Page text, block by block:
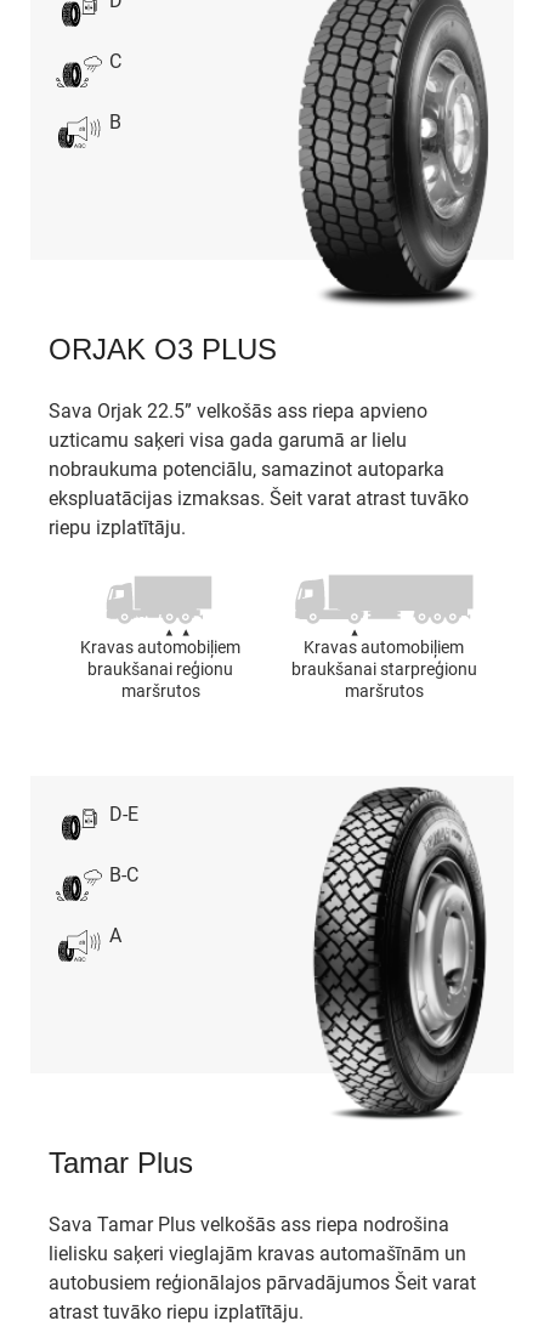
C
B
ORJAK O3 PLUS
Sava Orjak 22.5” velkošās ass riepa apvieno
uzticamu saķeri visa gada garumā ar lielu
nobraukuma potenciālu, samazinot autoparka
ekspluatācijas izmaksas. Šeit varat atrast tuvāko
riepu izplatītāju.
Kravas automobiļiem
braukšanai reģionu
maršrutos
Kravas automobiļiem
braukšanai starpreģionu
maršrutos
D-E
B-C
A
Tamar Plus
Sava Tamar Plus velkošās ass riepa nodrošina
lielisku saķeri vieglajām kravas automašīnām un
autobusiem reģionālajos pārvadājumos Šeit varat
atrast tuvāko riepu izplatītāju.